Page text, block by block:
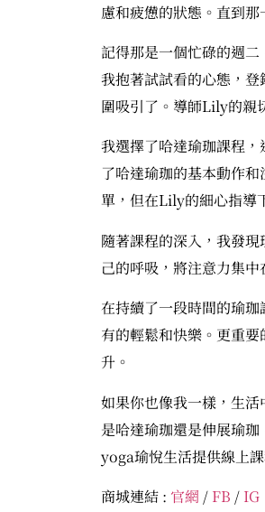
慮和疲憊的狀態。直到
記得那是一個忙碌的週
我抱著試試看的心態，
圍吸引了。導師Lily的親
我選擇了哈達瑜珈課程
了哈達瑜珈的基本動作
單，但在Lily的細心指導
隨著課程的深入，我發
己的呼吸，將注意力集
在持續了一段時間的瑜
有的輕鬆和快樂。更重
升。
如果你也像我一樣，生
是哈達瑜珈還是伸展瑜
yoga瑜悅生活提供線上
商城連結 : 官網 / FB / IG